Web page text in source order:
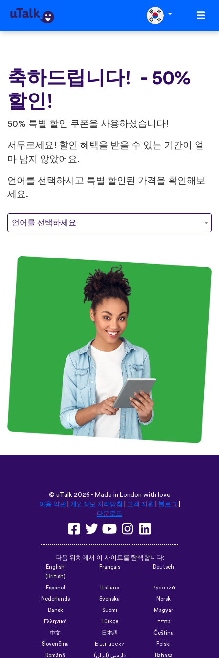
축하드립니다! - 50%
할인!
50% 특별 할인 쿠폰을 사용하셨습니다!
서두르세요! 할인 혜택을 받을 수 있는 기간이 얼
마 남지 않았어요.
언어를 선택하시고 특별 할인된 가격을 확인해보
세요.
언어를 선택하세요
© uTalk2026 - Made in London with love
이용 약관| 개인정보 처리방침 고객 지원 블로그
다운로드
다음 위치에서 이 사이트를 탐색합니다:
English
(British)
Français Deutsch
Español Italiano Русский
Nederlands Svenska Norsk
Dansk Suomi Magyar
Ελληνικά Türkçe עברית
中文 日本語 Čeština
Slovenčina Български Polski
Română فارسی (ایران) Bahasa